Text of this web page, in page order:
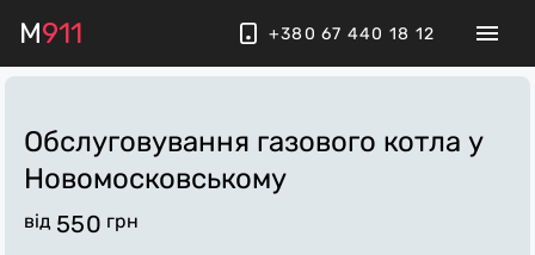
M911 +380 67 440 18 12
Обслуговування газового котла у
Новомосковському
від 550 грн